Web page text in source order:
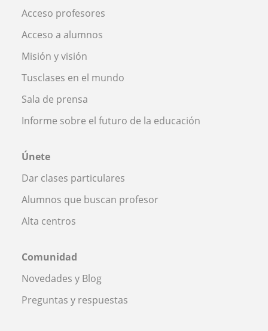
Acceso profesores
Acceso a alumnos
Misión y visión
Tusclases en el mundo
Sala de prensa
Informe sobre el futuro de la educación
Únete
Dar clases particulares
Alumnos que buscan profesor
Alta centros
Comunidad
Novedades y Blog
Preguntas y respuestas